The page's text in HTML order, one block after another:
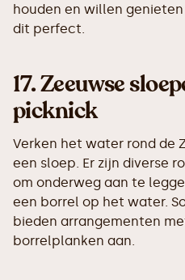
houden en willen
dit perfect.
17.Zeeuwse
picknick
Verken het water rond de
een sloep. Er zijn diverse
om onderweg aan te
een borrel op het water.
bieden arrangementen
borrelplanken aan.